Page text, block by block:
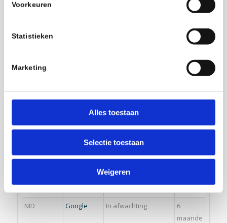
Voorkeuren
Statistieken
Marketing
Alles toestaan
Selectie toestaan
Weigeren
LAST_RESU
EY
gebruikers met
embedded inhoud bij
Sessie
YouTube
Wordt gebruikt om de
embedded inhoud bij
NID Google In afwachting
6
maande